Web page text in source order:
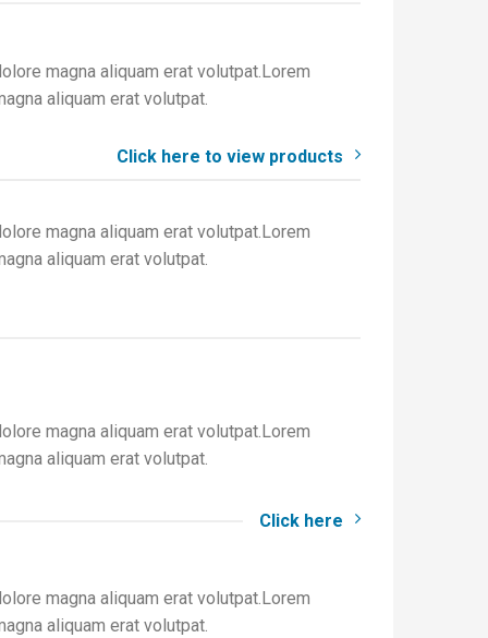
magna aliquam erat volutpat.Lorem
aliquam erat volutpat.
Click here to view products
magna aliquam erat volutpat.Lorem
aliquam erat volutpat.
magna aliquam erat volutpat.Lorem
aliquam erat volutpat.
Click here
magna aliquam erat volutpat.Lorem
aliquam erat volutpat.